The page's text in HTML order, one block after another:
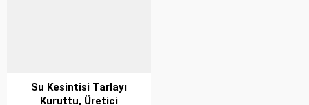
Su Kesintisi Tarlayı
Kuruttu, Üretici